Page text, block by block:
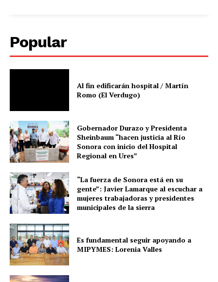
Popular
Al fin edificarán hospital / Martín
Romo (El Verdugo)
Gobernador Durazo y Presidenta
Sheinbaum “hacen justicia al Río
Sonora con inicio del Hospital
Regional en Ures”
“La fuerza de Sonora está en su
gente”: Javier Lamarque al escuchar a
mujeres trabajadoras y presidentes
municipales de la sierra
Es fundamental seguir apoyando a
MIPYMES: Lorenia Valles